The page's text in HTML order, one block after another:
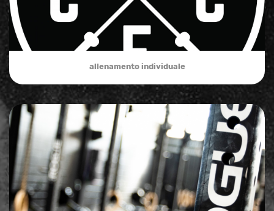
allenamento individuale